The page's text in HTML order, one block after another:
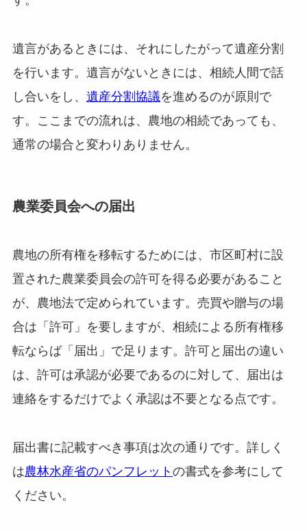
遺言があるときには、それにしたがって遺産分割
を行います。遺言がないときには、相続人間で話
し合いをし、 遺産分割協議を進めるのが原則で
す。ここまでの流れは、農地の相続であっても、
通常の場合と変わりありません。
農業委員会への届出
農地の所有権を移転するためには、市区町村に設
置された農業委員会の許可を得る必要があること
が、農地法で定められています。売買や贈与の場
合は「許可」を要しますが、相続による所有権移
転ならば「届出」で足ります。許可と届出の違い
は、許可は承認が必要であるのに対して、届出は
連絡をするだけでよく承認は不要となる点です。
届出書に記載すべき事項は次の通りです。詳しく
は農林水産省のパンフレット の書式を参考にして
ください。